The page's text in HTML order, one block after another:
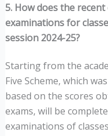
5. How does the
examinations for
session 2024-25?
Starting from the
Five Scheme, which
based on the scores
exams, will be
examinations of